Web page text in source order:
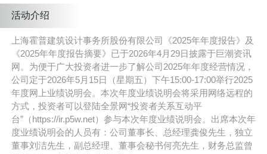
活动介绍
上海霍普建筑设计事务所股份有限公司《2025年年度报告》及
《2025年年度报告摘要》已于2026年4月29日披露于巨潮资讯
网。为便于广大投资者进一步了解公司2025年年度经营情况，
公司定于2026年5月15日（星期五）下午15:00-17:00举行2025
年度网上业绩说明会。本次年度业绩说明会将采用网络远程的
方式，投资者可以登陆全景网“投资者关系互动平
台”（https://ir.p5w.net）参与本次年度业绩说明会。出席本次年
度业绩说明会的人员有：公司董事长、总经理龚俊先生，独立
董事刘洁先生，副总经理、董事会秘书何亮先生，财务总监曾